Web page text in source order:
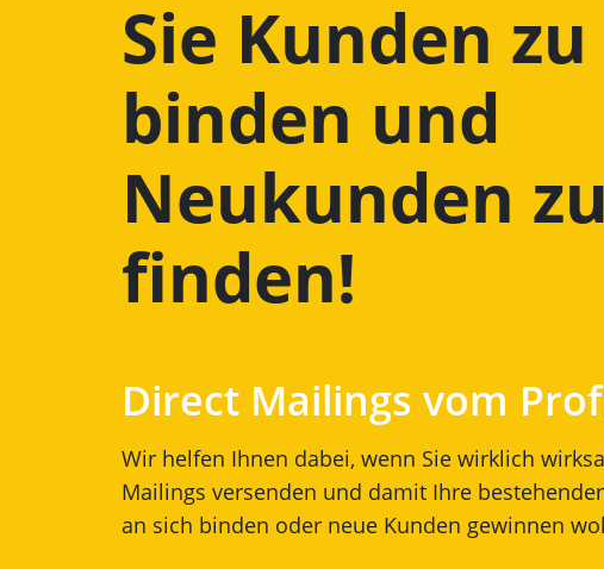
Sie Kunden zu
binden und
Neukunden zu
finden!
Direct Mailings vom
Wir helfen Ihnen dabei, wenn Sie wirklich
Mailings versenden und damit Ihre
an sich binden oder neue Kunden gewinnen